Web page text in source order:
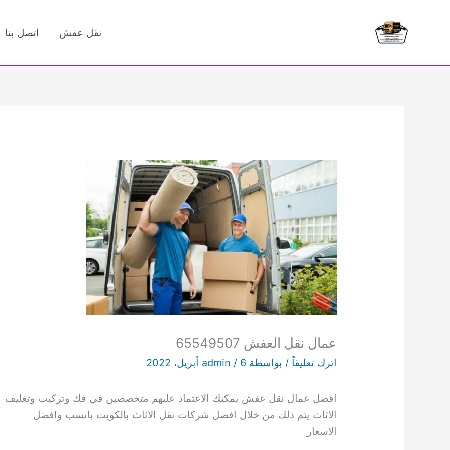
نقل عفش اتصل بنا
عمال نقل العفش 65549507
اترك تعليقاً / بواسطة admin / 6 أبريل، 2022
افضل عمال نقل عفش يمكنك الاعتماد عليهم متخصصين في فك وتركيب وتغليف
الاثاث يتم ذلك من خلال افضل شركات نقل الاثاث بالكويت بانسب وافضل
الاسعار